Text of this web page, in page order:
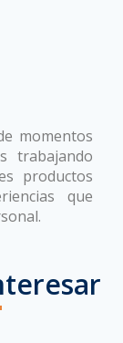
momentos
trabajando
productos
que